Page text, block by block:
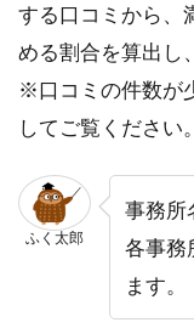
する口コミから、
める割合を算出し
※口コミの件数が
してご覧ください。
ふく太郎
事務所
各事務
ます。